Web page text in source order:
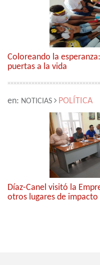
Coloreando la
puertas a la vida
en: NOTICIAS POLÍTICA
Díaz-Canel visitó la
otros lugares de impacto